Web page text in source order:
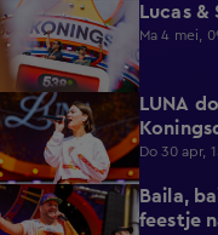
20:00 Lucas
Ma 4 mei,
3:21
LUNA
Do 30 apr,
11:57
Baila,
feestje